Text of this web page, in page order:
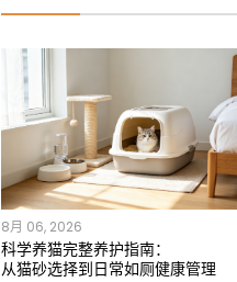
8月 06, 2026
科学养猫完整养护指南：
从猫砂选择到日常如厕健康管理